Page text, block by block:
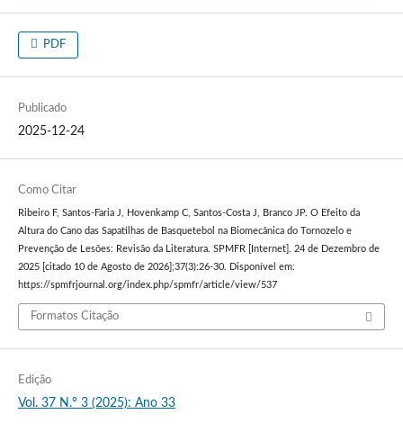
PDF
Publicado
2025-12-24
Como Citar
Ribeiro F, Santos-Faria J, Hovenkamp C, Santos-Costa J, Branco JP. O Efeito da
Altura do Cano das Sapatilhas de Basquetebol na Biomecânica do Tornozelo e
Prevenção de Lesões: Revisão da Literatura. SPMFR [Internet]. 24 de Dezembro de
2025 [citado 10 de Agosto de 2026];37(3):26-30. Disponível em:
https://spmfrjournal.org/index.php/spmfr/article/view/537
Formatos Citação
Edição
Vol. 37 N.º 3 (2025): Ano 33